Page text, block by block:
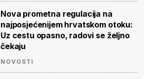
Nova prometna regulacija na
najposjećenijem hrvatskom otoku:
Uz cestu opasno, radovi se željno
čekaju
NOVOSTI